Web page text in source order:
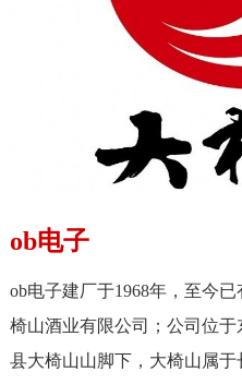
ob电子
ob电子建厂于1968年，至今
椅山酒业有限公司；公司位
县大椅山山脚下，大椅山属